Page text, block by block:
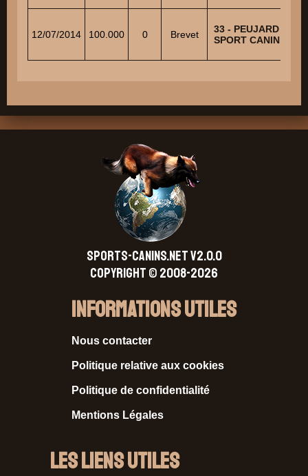
12/07/2014 100.000 0 Brevet
33 - PEUJARD
SPORT CANIN
SPORTS-CANINS.NET V2.0.0
Copyright © 2008-2026
Informations Utiles
Nous contacter
Politique relative aux cookies
Politique de confidentialité
Mentions Légales
Les liens utiles